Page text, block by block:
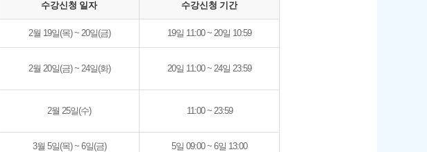
수강신청 일자 수강신청 기간
2월 19일(목) ~ 20일(금) 19일 11:00 ~ 20일 10:59
2월 20일(금) ~ 24일(화) 20일 11:00 ~ 24일 23:59
2월 25일(수) 11:00 ~ 23:59
3월 5일(목) ~ 6일(금) 5일 09:00 ~ 6일 13:00